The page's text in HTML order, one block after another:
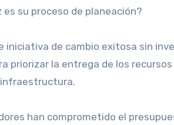
su proceso de planeación?
iniciativa de cambio exitosa sin
priorizar la entrega de los
han comprometido el